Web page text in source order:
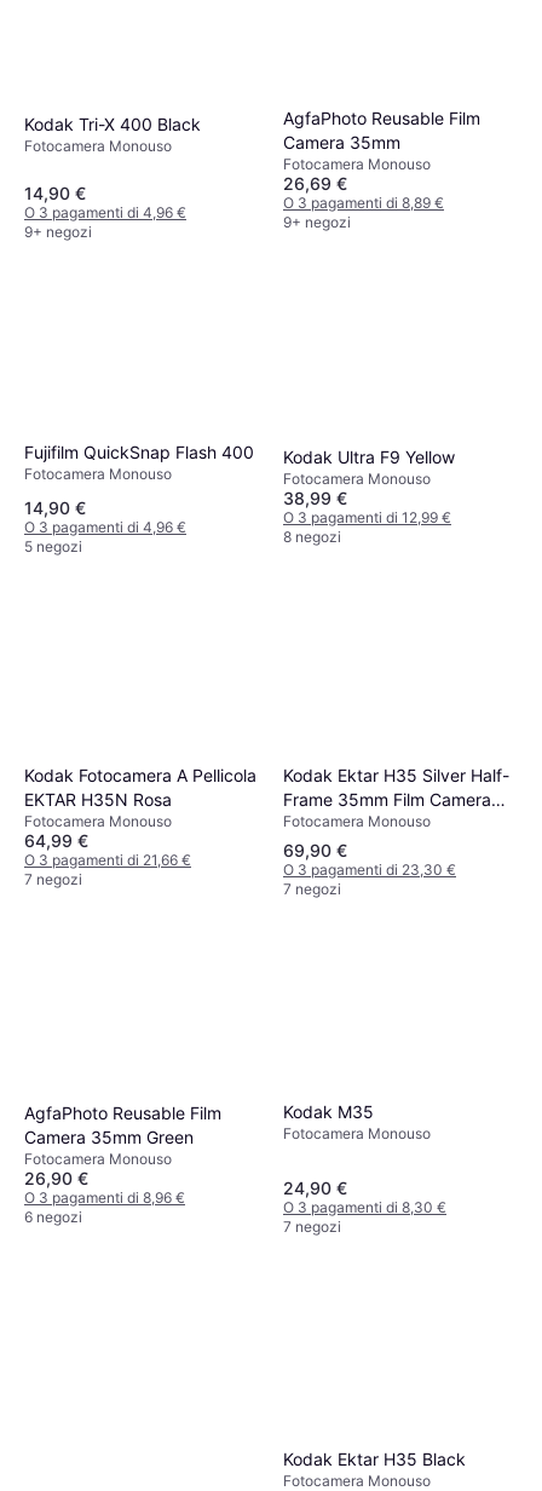
Kodak Tri-X 400 Black
Fotocamera Monouso
14,90 €
O 3 pagamenti di 4,96 €
9+ negozi
AgfaPhoto Reusable Film
Camera 35mm
Fotocamera Monouso
26,69 €
O 3 pagamenti di 8,89 €
9+ negozi
Fujifilm QuickSnap Flash 400
Fotocamera Monouso
14,90 €
O 3 pagamenti di 4,96 €
5 negozi
Kodak Ultra F9 Yellow
Fotocamera Monouso
38,99 €
O 3 pagamenti di 12,99 €
8 negozi
Kodak Fotocamera A Pellicola
EKTAR H35N Rosa
Fotocamera Monouso
64,99 €
O 3 pagamenti di 21,66 €
7 negozi
Kodak Ektar H35 Silver Half-
Frame 35mm Film Camera
taille: TAILLE UNIQUE
Fotocamera Monouso
69,90 €
O 3 pagamenti di 23,30 €
7 negozi
AgfaPhoto Reusable Film
Camera 35mm Green
Fotocamera Monouso
26,90 €
O 3 pagamenti di 8,96 €
6 negozi
Kodak M35
Fotocamera Monouso
24,90 €
O 3 pagamenti di 8,30 €
7 negozi
Kodak Ektar H35 Black
Fotocamera Monouso